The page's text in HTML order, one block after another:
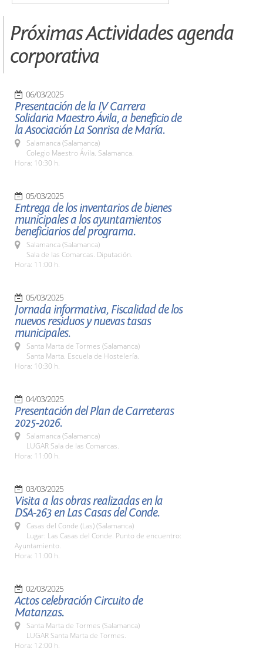
Próximas Actividades agenda
corporativa
06/03/2025
Presentación de la IV Carrera
Solidaria Maestro Ávila, a beneficio de
la Asociación La Sonrisa de María.
Salamanca (Salamanca)
Colegio Maestro Ávila. Salamanca.
Hora: 10:30 h.
05/03/2025
Entrega de los inventarios de bienes
municipales a los ayuntamientos
beneficiarios del programa.
Salamanca (Salamanca)
Sala de las Comarcas. Diputación.
Hora: 11:00 h.
05/03/2025
Jornada informativa, Fiscalidad de los
nuevos residuos y nuevas tasas
municipales.
Santa Marta de Tormes (Salamanca)
Santa Marta. Escuela de Hostelería.
Hora: 10:30 h.
04/03/2025
Presentación del Plan de Carreteras
2025-2026.
Salamanca (Salamanca)
LUGAR Sala de las Comarcas.
Hora: 11:00 h.
03/03/2025
Visita a las obras realizadas en la
DSA-263 en Las Casas del Conde.
Casas del Conde (Las) (Salamanca)
Lugar: Las Casas del Conde. Punto de encuentro:
Ayuntamiento.
Hora: 11:00 h.
02/03/2025
Actos celebración Circuito de
Matanzas.
Santa Marta de Tormes (Salamanca)
LUGAR Santa Marta de Tormes.
Hora: 12:00 h.